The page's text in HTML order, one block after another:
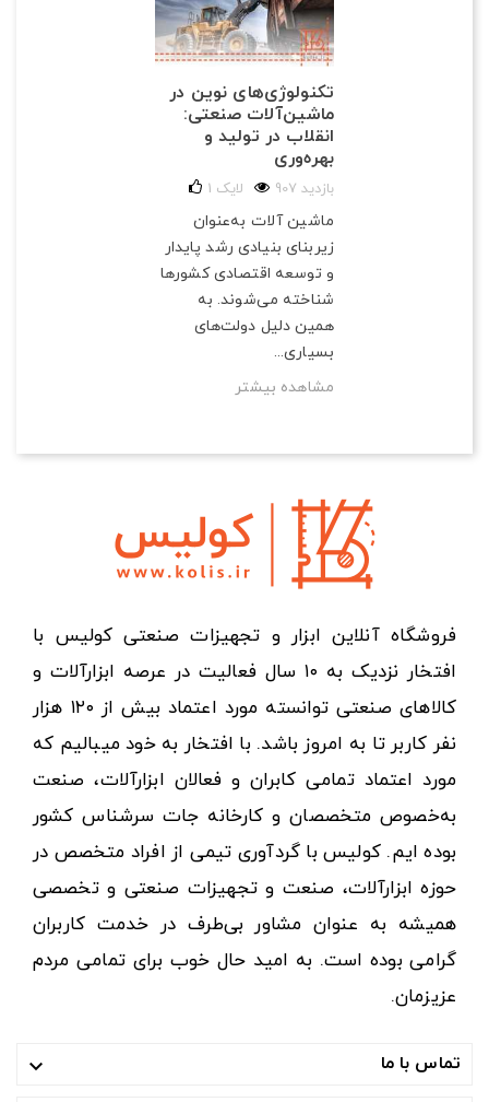
تکنولوژی‌های نوین در
ماشین‌آلات صنعتی:
انقلاب در تولید و
بهره‌وری
907 بازدید 1 لایک
ماشین آلات به‌عنوان
زیربنای بنیادی رشد پایدار
و توسعه اقتصادی کشورها
شناخته می‌شوند. به
همین دلیل دولت‌های
بسیاری...
مشاهده بیشتر
فروشگاه آنلاین ابزار و تجهیزات صنعتی کولیس با
افتخار نزدیک به ۱۰ سال فعالیت در عرصه ابزارآلات و
کالاهای صنعتی توانسته مورد اعتماد بیش از ۱۲۰ هزار
نفر کاربر تا به امروز باشد. با افتخار به خود میبالیم که
مورد اعتماد تمامی کابران و فعالان ابزارآلات، صنعت
به‌خصوص متخصصان و کارخانه جات سرشناس کشور
بوده ایم. کولیس با گردآوری تیمی از افراد متخصص در
حوزه ابزارآلات، صنعت و تجهیزات صنعتی و تخصصی
همیشه به عنوان مشاور بی‌طرف در خدمت کاربران
گرامی بوده است. به امید حال خوب برای تمامی مردم
عزیزمان.
تماس با ما 